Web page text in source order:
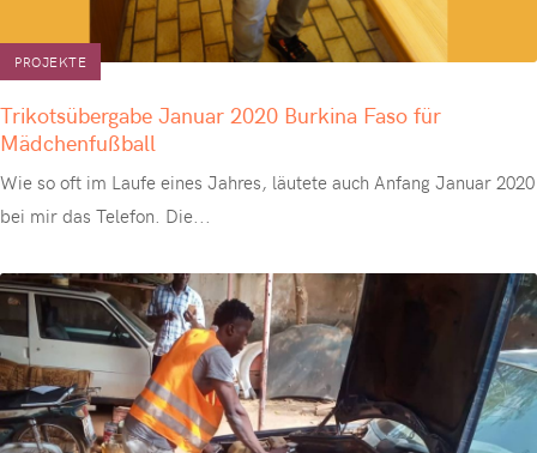
PROJEKTE
Trikotsübergabe Januar 2020 Burkina Faso für
Mädchenfußball
Wie so oft im Laufe eines Jahres, läutete auch Anfang Januar 2020
bei mir das Telefon. Die